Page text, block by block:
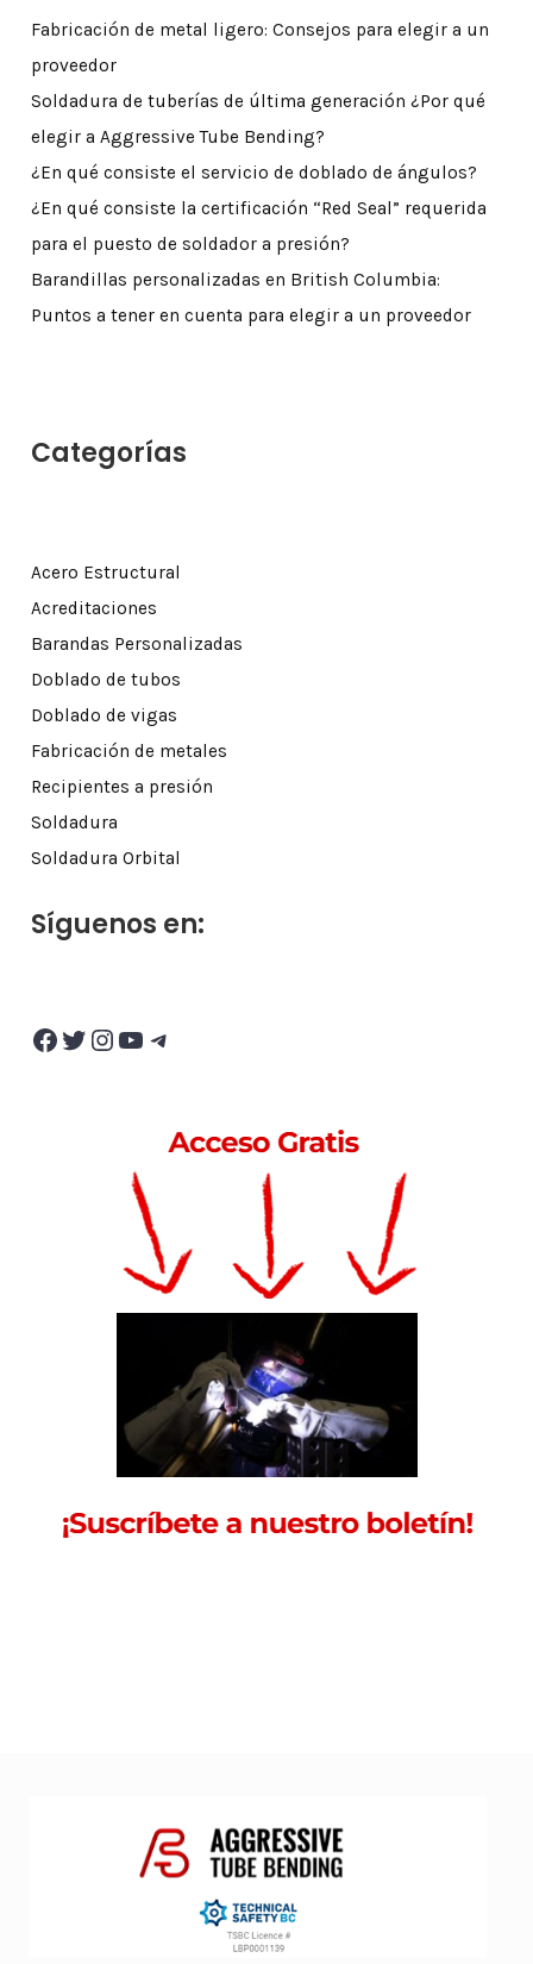
Fabricación de metal ligero: Consejos para elegir a un
proveedor
Soldadura de tuberías de última generación ¿Por qué
elegir a Aggressive Tube Bending?
¿En qué consiste el servicio de doblado de ángulos?
¿En qué consiste la certificación “Red Seal” requerida
para el puesto de soldador a presión?
Barandillas personalizadas en British Columbia:
Puntos a tener en cuenta para elegir a un proveedor
Categorías
Acero Estructural
Acreditaciones
Barandas Personalizadas
Doblado de tubos
Doblado de vigas
Fabricación de metales
Recipientes a presión
Soldadura
Soldadura Orbital
Síguenos en:
Facebook Twitter InstagramYouTube Telegram